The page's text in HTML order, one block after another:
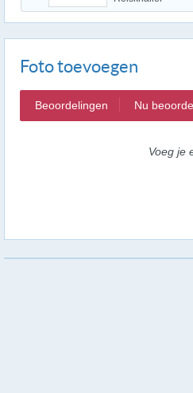
Foto toevoegen
Beoordelingen Nu
Voeg je